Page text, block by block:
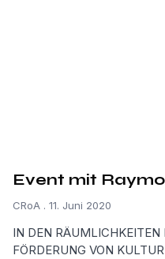
Event mit
CRoA 11. Juni 2020
IN DEN RÄUMLICHKEITEN
FÖRDERUNG VON